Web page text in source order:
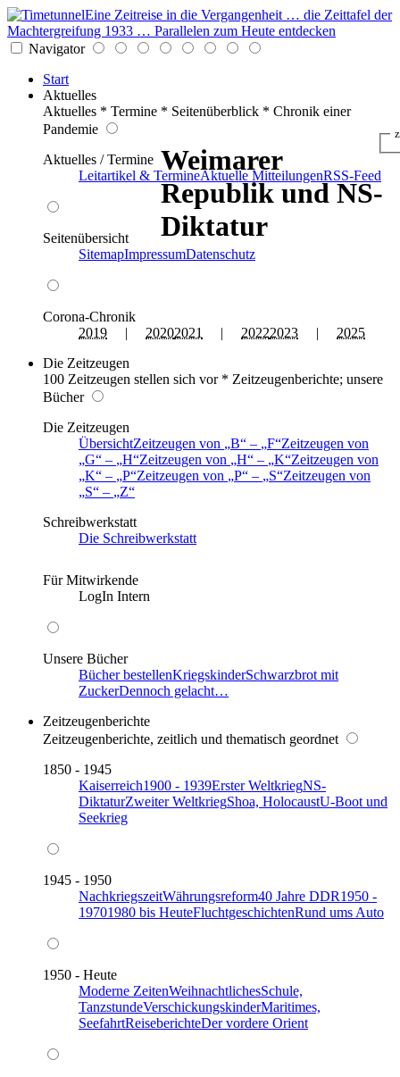
Eine Zeitreise in die Vergangenheit … die Zeittafel der
Machtergreifung 1933 … Parallelen zum Heute entdecken
Navigator
Start
Aktuelles
Aktuelles * Termine * Seitenüberblick * Chronik einer
Pandemie
Aktuelles / Termine
Leitartikel & TermineAktuelle MitteilungenRSS-Feed
Seitenübersicht
SitemapImpressumDatenschutz
Corona-Chronik
2019 | 20202021 | 20222023 | 2025
Die Zeitzeugen
100 Zeitzeugen stellen sich vor * Zeitzeugenberichte; unsere
Bücher
Die Zeitzeugen
ÜbersichtZeitzeugen von B – F Zeitzeugen von
G
– H Zeitzeugen von H – K Zeitzeugen von
K
– P Zeitzeugen von P – S Zeitzeugen von
S
–
Z
Schreibwerkstatt
Die Schreibwerkstatt
Für Mitwirkende
LogIn Intern
Unsere Bücher
Bücher bestellenKriegskinderSchwarzbrot mit
ZuckerDennoch gelacht…
Zeitzeugenberichte
Zeitzeugenberichte, zeitlich und thematisch geordnet
1850 - 1945
Kaiserreich1900 - 1939Erster WeltkriegNS-
DiktaturZweiter WeltkriegShoa, HolocaustU-Boot und
Seekrieg
1945 - 1950
NachkriegszeitWährungsreform40 Jahre DDR1950 -
19701980 bis HeuteFluchtgeschichtenRund ums Auto
1950 - Heute
Moderne ZeitenWeihnachtlichesSchule,
TanzstundeVerschickungskinderMaritimes,
SeefahrtReiseberichteDer vordere Orient
Weimarer
Republik und NS-
Diktatur